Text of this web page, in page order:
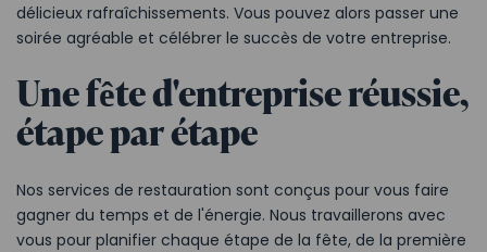
délicieux rafraîchissements. Vous pouvez alors passer une
soirée agréable et célébrer le succès de votre entreprise.
Une fête d'entreprise réussie,
étape par étape
Nos services de restauration sont conçus pour vous faire
gagner du temps et de l'énergie. Nous travaillerons avec
vous pour planifier chaque étape de la fête, de la première